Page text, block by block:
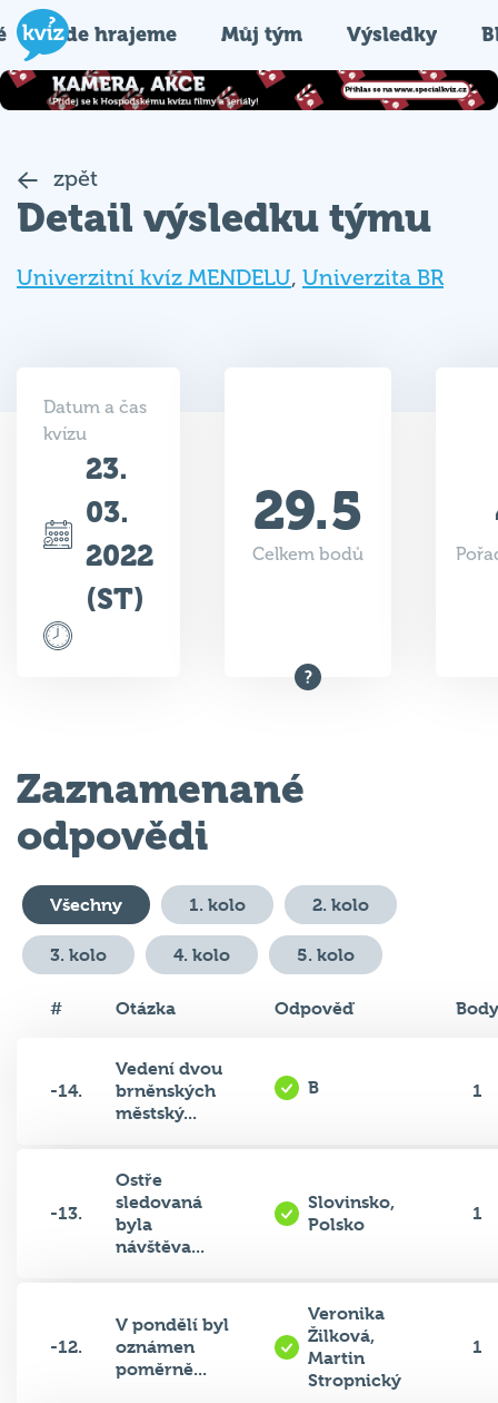
Kde hrajeme Můj tým Výsledky
zpět
Detail výsledku týmu
Univerzitní kvíz MENDELU, Univerzita BR
Datum a čas
kvízu
23.
03.
2022
(ST)
29.5
Celkem bodů
Zaznamenané
odpovědi
Všechny 1. kolo 2. kolo
3. kolo 4. kolo 5. kolo
# Otázka Odpověď Body
-14.
Vedení dvou
brněnských
městský...
B 1
-13.
Ostře
sledovaná
byla
návštěva...
Slovinsko,
Polsko
1
-12.
V pondělí byl
oznámen
poměrně...
Veronika
Žilková,
Martin
Stropnický
1